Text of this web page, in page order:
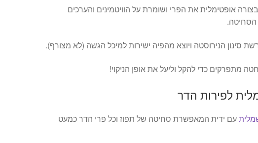
אופטימלית את הפרי ושומרת על הוויטמינים והערכים
הסחיטה.
סינון הנירוסטה ויוצא מהפיה ישירות למיכל הגשה (לא מצורף).
מתפרקים כדי להקל וליעל את אופן הניקוי!
לפירות הדר
עם ידית המאפשרת סחיטה של תפוז וכל פרי הדר כמעט